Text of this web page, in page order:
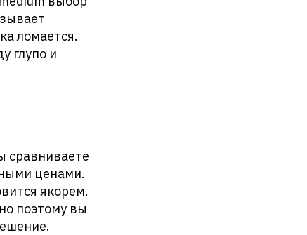
ломается.
глупо и
сравниваете
ценами.
якорем.
поэтому вы